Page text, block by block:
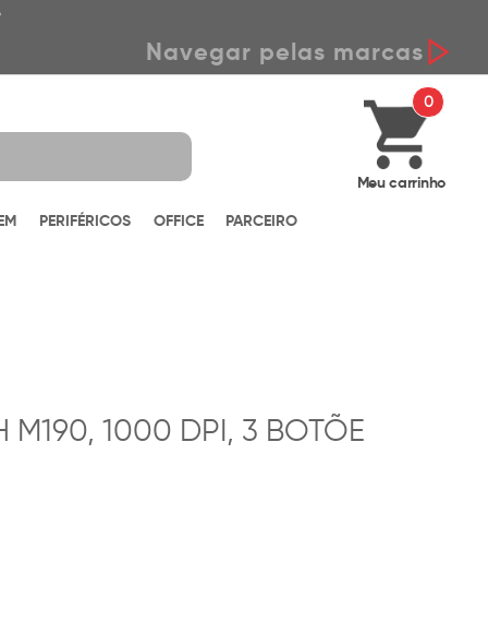
Navegar pelas marcas
0
Meu carrinho
PERIFÉRICOS OFFICE PARCEIRO
M190, 1000 DPI, 3 BOTÕE